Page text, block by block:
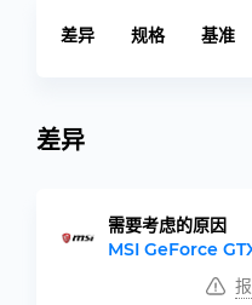
差异 规格 基准
差异
需要考虑的原因
MSI GeForce